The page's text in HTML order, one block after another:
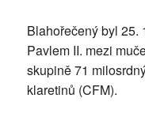
Blahořečený byl 25.
Pavlem II. mezi
skupině 71
klaretinů (CFM).